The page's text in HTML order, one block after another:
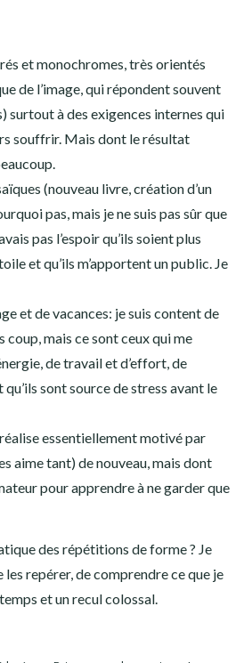
et monochromes, très orientés
de l’image, qui répondent souvent
surtout à des exigences internes qui
souffrir. Mais dont le résultat
(nouveau livre, création d’un
pas, mais je ne suis pas sûr que
pas l’espoir qu’ils soient plus
et qu’ils m’apportent un public. Je
et de vacances: je suis content de
coup, mais ce sont ceux qui me
de travail et d’effort, de
sont source de stress avant le
essentiellement motivé par
aime tant) de nouveau, mais dont
pour apprendre à ne garder que
des répétitions de forme ? Je
repérer, de comprendre ce que je
et un recul colossal.